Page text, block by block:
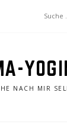
NACH MIR